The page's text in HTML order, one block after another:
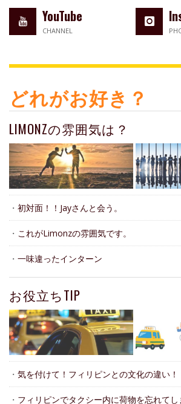
YouTube
CHANNEL
どれがお好き？
LIMONZの雰囲気は？
・ 初対面！！Jayさんと会う。
・ これがLimonzの雰囲気です。
・ 一味違ったインターン
お役立ちTIP
・ 気を付けて！フィリピンとの文化の違い！
・ フィリピンでタクシー内に荷物を忘れて